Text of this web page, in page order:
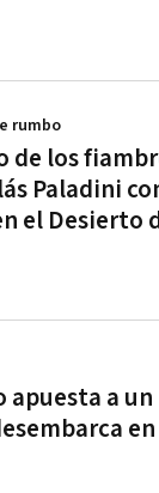
de los
Paladini
el Desierto
rumbo
apuesta a